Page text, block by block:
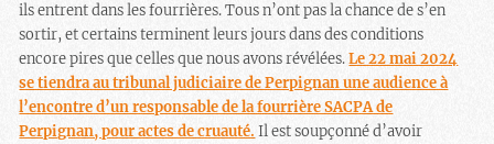
ils entrent dans les fourrières. Tous n’ont pas la chance de s’en
sortir, et certains terminent leurs jours dans des conditions
encore pires que celles que nous avons révélées.Le 22 mai 2024
se tiendra au tribunal judiciaire de Perpignan une audience à
l’encontre d’un responsable de la fourrière SACPA de
Perpignan, pour actes de cruauté. Il est soupçonné d’avoir